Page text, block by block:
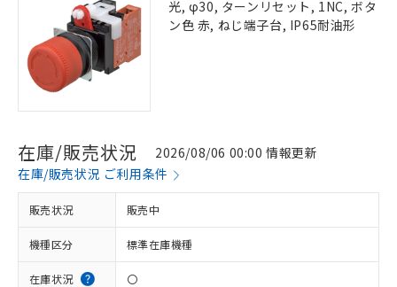
光, φ30, ターンリセット, 1NC, ボタ
ン色 赤, ねじ端子台, IP65耐油形
在庫/販売状況
2026/08/06 00:00 情報更新
在庫/販売状況 ご利用条件
販売状況 販売中
機種区分 標準在庫機種
在庫状況 〇